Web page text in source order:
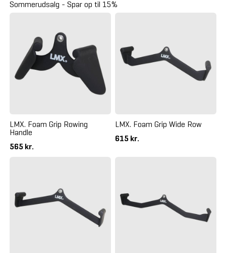
Sommerudsalg - Spar op til 15%
LMX. Foam Grip Rowing
Handle
565 kr.
LMX. Foam Grip Wide Row
615 kr.